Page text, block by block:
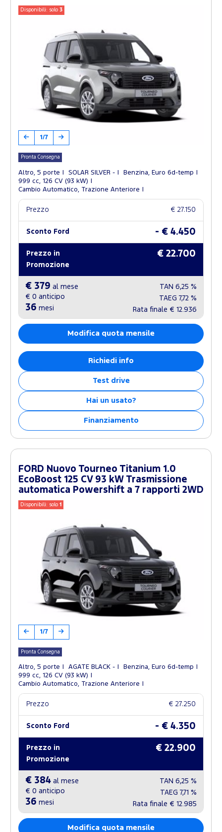
Disponibili: solo3
1/7
Pronta Consegna
Altro, 5 porte SOLAR SILVER -
Benzina, Euro 6d-temp
999 cc, 126 CV (93 kW)
Cambio Automatico, Trazione Anteriore
Prezzo € 27.150
Sconto Ford - € 4.450
Prezzo in
Promozione
€ 22.700
€ 379 al mese
€ 0 anticipo
36 mesi
TAN 6,25 %
TAEG 7,72 %
Rata finale € 12.936
Modifica quota mensile
Richiedi info
Test drive
Hai un usato?
Finanziamento
FORD Nuovo Tourneo Titanium 1.0
EcoBoost 125 CV 93 kW Trasmissione
automatica Powershift a 7 rapporti 2WD
Disponibili: solo1
1/7
Pronta Consegna
Altro, 5 porte AGATE BLACK -
Benzina, Euro 6d-temp
999 cc, 126 CV (93 kW)
Cambio Automatico, Trazione Anteriore
Prezzo € 27.250
Sconto Ford - € 4.350
Prezzo in
Promozione
€ 22.900
€ 384 al mese
€ 0 anticipo
36 mesi
TAN 6,25 %
TAEG 7,71 %
Rata finale € 12.985
Modifica quota mensile